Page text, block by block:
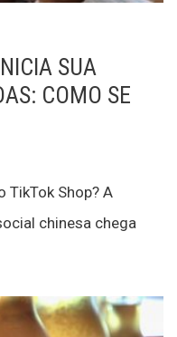
SUA
COMO SE
TikTok Shop? A
chinesa chega